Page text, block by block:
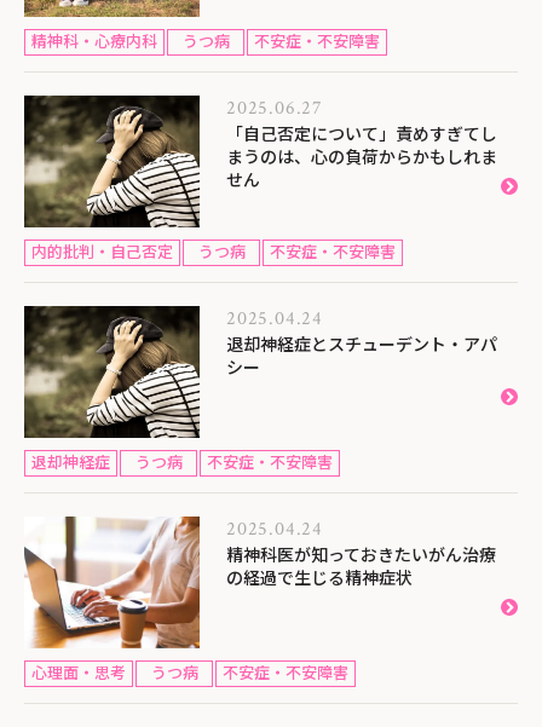
精神科・心療内科 うつ病 不安症・不安障害
2025.06.27
「自己否定について」責めすぎてし
まうのは、心の負荷からかもしれま
せん
内的批判・自己否定 うつ病 不安症・不安障害
2025.04.24
退却神経症とスチューデント・アパ
シー
退却神経症 うつ病 不安症・不安障害
2025.04.24
精神科医が知っておきたいがん治療
の経過で生じる精神症状
心理面・思考 うつ病 不安症・不安障害